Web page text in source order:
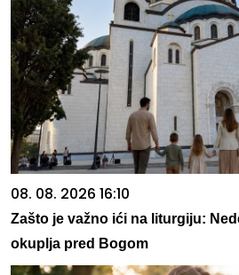
08. 08. 2026 16:10
Zašto je važno ići na liturgiju:
okuplja pred Bogom